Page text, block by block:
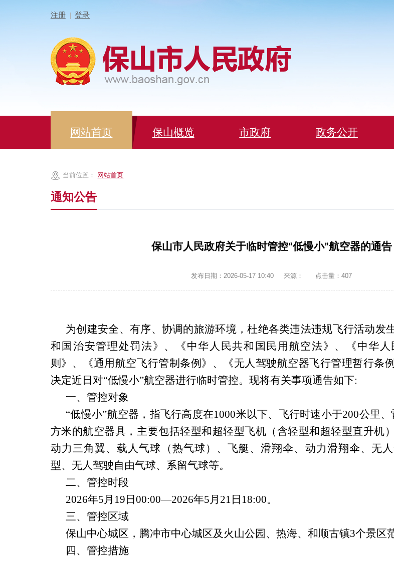
注册 登录
网站首页 保山概览 市政府 政务公开
当前位置： 网站首页
通知公告
保山市人民政府关于临时管控“低慢小”航空器的通告
发布日期：2026-05-17 10:40 来源： 点击量：407
为创建安全、有序、 协调的旅游环境，杜绝各类违法违规飞行活动发
和国治安管理处罚法》、《中华人民共和国民用航空法》、《中华
则》、《通用航空飞行管制条例》、《无人驾驶航空器飞行管理暂行条
决定近日对“低慢小”航空器进行临时管控。现将有关事项通告如下:
一、管控对象
“低慢小”航空器，指飞行高度在1000米以下、飞行时速小于200公里、
方米的航空器具，主要包括轻型和超轻型飞机（含轻型和超轻型直升机
动力三角翼、载人气球（热气球）、飞艇、滑翔伞、动力滑翔伞、无
型、无人驾驶自由气球、系留气球等。
二、管控时段
2026年5月 19 日00:00—2026年5月 21 日 18:00。
三、管控区域
保山中心城区，腾冲市中心城区及火山公园 、热海、和顺古镇3个景区
四、管控措施